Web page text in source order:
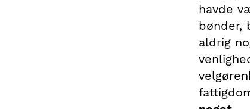
havde
bønder,
aldrig